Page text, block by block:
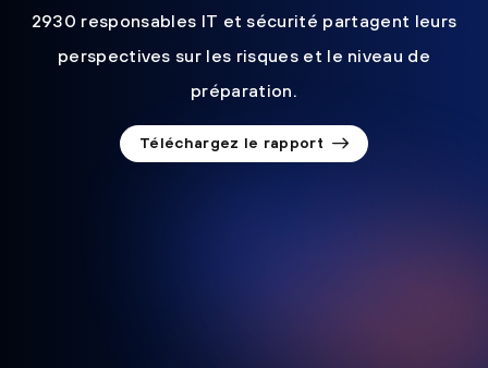
2930 responsables IT et sécurité partagent leurs
perspectives sur les risques et le niveau de
préparation.
Téléchargez le rapport